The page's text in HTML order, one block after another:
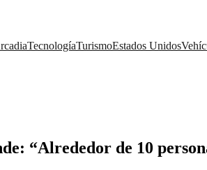
TecnologíaTurismoEstados Unidos
“Alrededor de 10